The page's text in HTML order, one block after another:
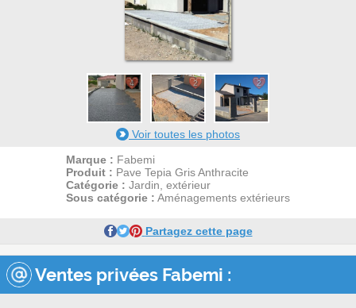
4 2 2
Voir toutes les photos
Marque : Fabemi
Produit : Pave Tepia Gris Anthracite
Catégorie : Jardin, extérieur
Sous catégorie : Aménagements extérieurs
Partagez cette page
Ventes privées Fabemi :